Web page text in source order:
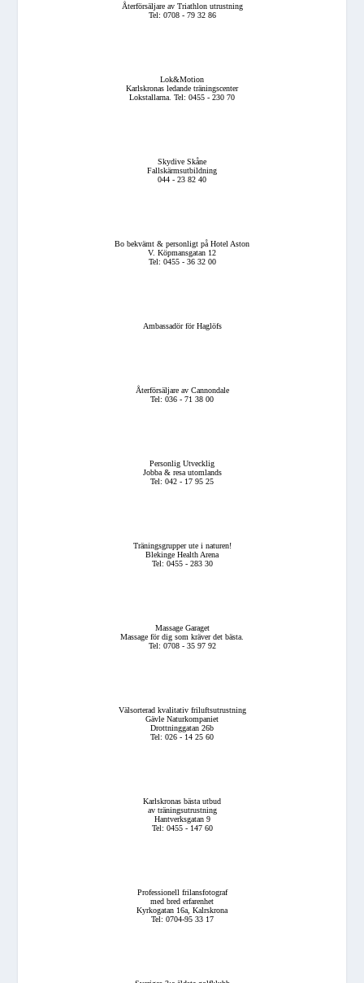
Återförsäljare av Triathlon utrustning
Tel: 0708 - 79 32 86
Lok&Motion
Karlskronas ledande träningscenter
Lokstallarna. Tel: 0455 - 230 70
Skydive Skåne
Fallskärmsutbildning
044 - 23 82 40
Bo bekvämt & personligt på Hotel Aston
V. Köpmansgatan 12
Tel: 0455 - 36 32 00
Ambassadör för Haglöfs
Återförsäljare av Cannondale
Tel: 036 - 71 38 00
Personlig Utvecklig
Jobba & resa utomlands
Tel: 042 - 17 95 25
Träningsgrupper ute i naturen!
Blekinge Health Arena
Tel: 0455 - 283 30
Massage Garaget
Massage för dig som kräver det bästa.
Tel: 0708 - 35 97 92
Välsorterad kvalitativ friluftsutrustning
Gävle Naturkompaniet
Drottninggatan 26b
Tel: 026 - 14 25 60
Karlskronas bästa utbud
av träningsutrustning
Hantverksgatan 9
Tel: 0455 - 147 60
Professionell frilansfotograf
med bred erfarenhet
Kyrkogatan 16a, Kalrskrona
Tel: 0704-95 33 17